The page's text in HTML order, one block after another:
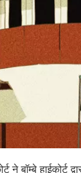
ने बॉम्बे